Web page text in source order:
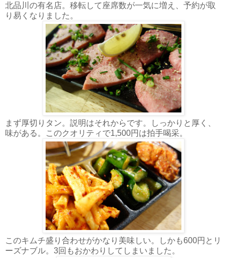
北品川の有名店。移転して座席数が一気に増え、予約が取
り易くなりました。
まず厚切りタン。説明はそれからです。しっかりと厚く、
味がある。このクオリティで1,500円は拍手喝采。
このキムチ盛り合わせがかなり美味しい。しかも600円とリ
ーズナブル。3回もおかわりしてしまいました。